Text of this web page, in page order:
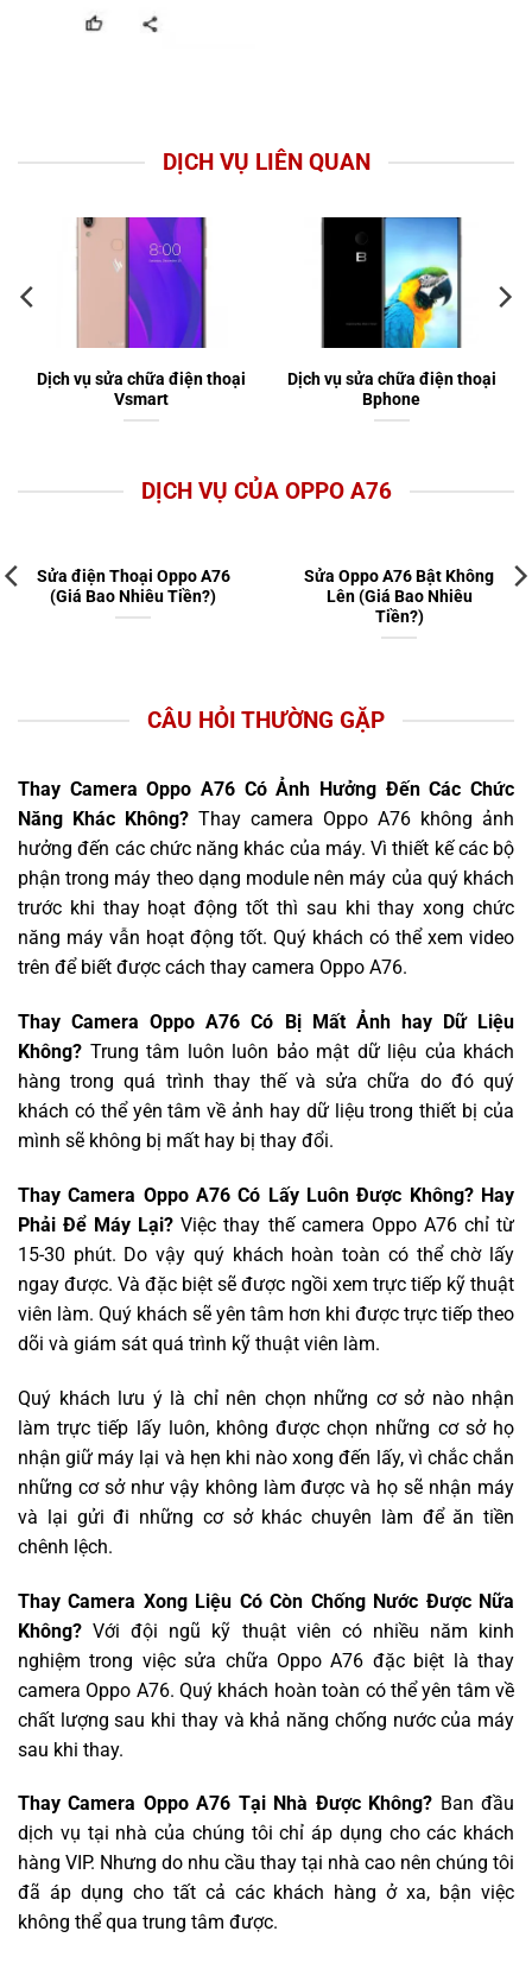
DỊCH VỤ LIÊN QUAN
Dịch vụ sửa chữa điện thoại
Vsmart
Dịch vụ sửa chữa điện thoại
Bphone
DỊCH VỤ CỦA OPPO A76
Sửa điện Thoại Oppo A76
(Giá Bao Nhiêu Tiền?)
Sửa Oppo A76 Bật Không
Lên (Giá Bao Nhiêu
Tiền?)
CÂU HỎI THƯỜNG GẶP
Thay Camera Oppo A76 Có Ảnh Hưởng Đến Các Chức
Năng Khác Không? Thay camera Oppo A76 không ảnh
hưởng đến các chức năng khác của máy. Vì thiết kế các bộ
phận trong máy theo dạng module nên máy của quý khách
trước khi thay hoạt động tốt thì sau khi thay xong chức
năng máy vẫn hoạt động tốt. Quý khách có thể xem video
trên để biết được cách thay camera Oppo A76.
Thay Camera Oppo A76 Có Bị Mất Ảnh hay Dữ Liệu
Không? Trung tâm luôn luôn bảo mật dữ liệu của khách
hàng trong quá trình thay thế và sửa chữa do đó quý
khách có thể yên tâm về ảnh hay dữ liệu trong thiết bị của
mình sẽ không bị mất hay bị thay đổi.
Thay Camera Oppo A76 Có Lấy Luôn Được Không? Hay
Phải Để Máy Lại? Việc thay thế camera Oppo A76 chỉ từ
15-30 phút. Do vậy quý khách hoàn toàn có thể chờ lấy
ngay được. Và đặc biệt sẽ được ngồi xem trực tiếp kỹ thuật
viên làm. Quý khách sẽ yên tâm hơn khi được trực tiếp theo
dõi và giám sát quá trình kỹ thuật viên làm.
Quý khách lưu ý là chỉ nên chọn những cơ sở nào nhận
làm trực tiếp lấy luôn, không được chọn những cơ sở họ
nhận giữ máy lại và hẹn khi nào xong đến lấy, vì chắc chắn
những cơ sở như vậy không làm được và họ sẽ nhận máy
và lại gửi đi những cơ sở khác chuyên làm để ăn tiền
chênh lệch.
Thay Camera Xong Liệu Có Còn Chống Nước Được Nữa
Không? Với đội ngũ kỹ thuật viên có nhiều năm kinh
nghiệm trong việc sửa chữa Oppo A76 đặc biệt là thay
camera Oppo A76. Quý khách hoàn toàn có thể yên tâm về
chất lượng sau khi thay và khả năng chống nước của máy
sau khi thay.
Thay Camera Oppo A76 Tại Nhà Được Không? Ban đầu
dịch vụ tại nhà của chúng tôi chỉ áp dụng cho các khách
hàng VIP. Nhưng do nhu cầu thay tại nhà cao nên chúng tôi
đã áp dụng cho tất cả các khách hàng ở xa, bận việc
không thể qua trung tâm được.